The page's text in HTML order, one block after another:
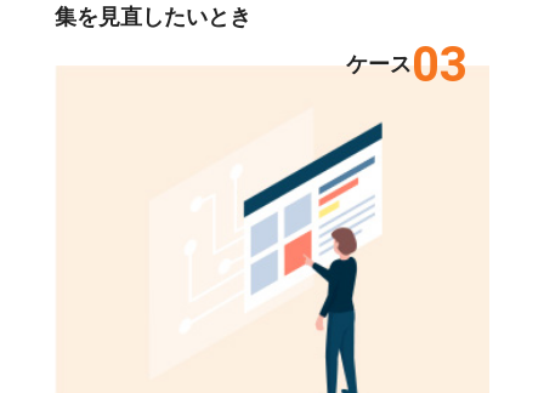
集を見直したいとき
ケース03